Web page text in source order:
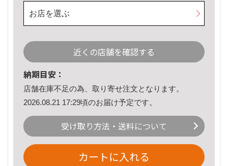
お店を選ぶ
近くの店舗を確認する
納期目安：
店舗在庫不足の為、取り寄せ注文となります。
2026.08.21 17:29頃のお届け予定です。
受け取り方法・送料について
カートに入れる